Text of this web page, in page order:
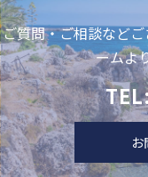
ご質問・ご相談など
ームよ